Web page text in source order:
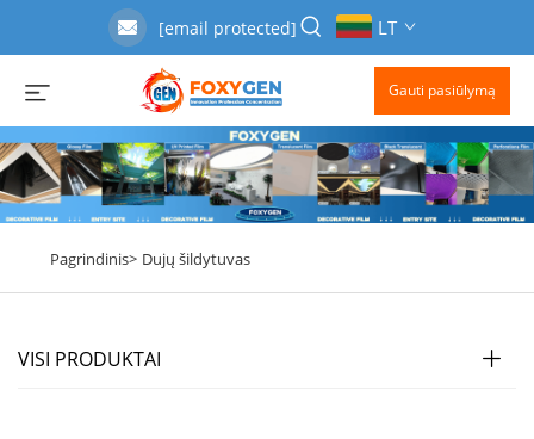
[email protected] LT
Gauti pasiūlymą
Pagrindinis> Dujų šildytuvas
VISI PRODUKTAI